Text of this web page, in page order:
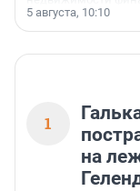
инструмент,
или готовый
успех сделки
5 августа, 10:10
1
на